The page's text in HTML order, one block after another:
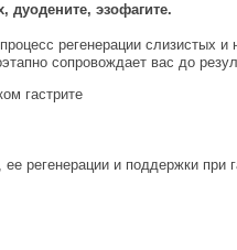
дуодените, эзофагите.
регенерации слизистых и
сопровождает вас до
гастрите
регенерации и поддержки при